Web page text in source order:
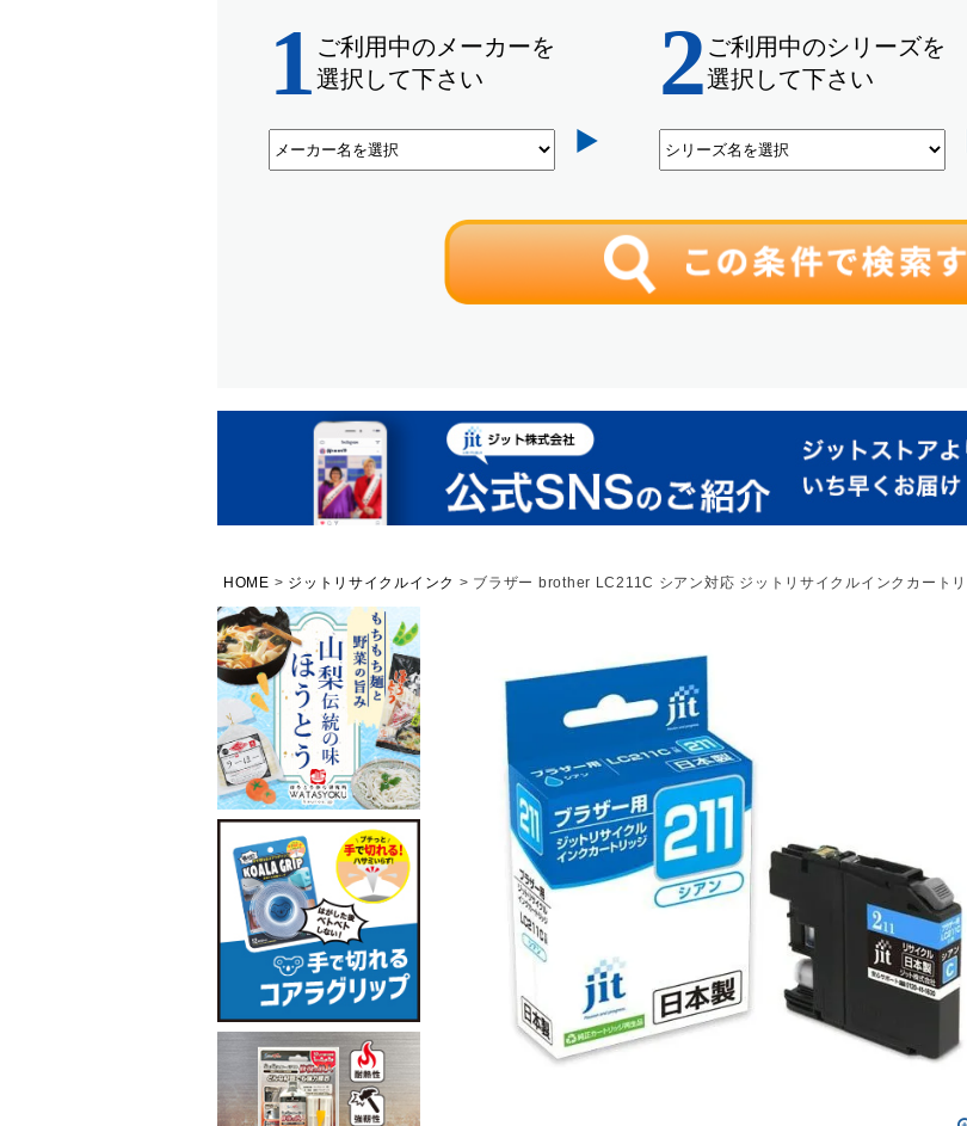
HOME ジットリサイクルインク ブラザー brother LC211C シアン対応 ジットリサイクルインクカート